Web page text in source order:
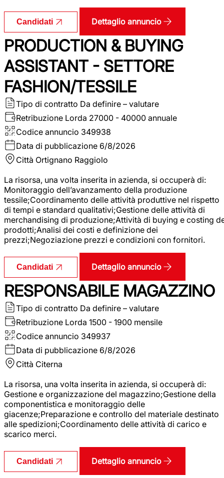
Candidati Dettaglio annuncio
PRODUCTION & BUYING
ASSISTANT - SETTORE
FASHION/TESSILE
Tipo di contratto Da definire – valutare
Retribuzione Lorda 27000 - 40000 annuale
Codice annuncio 349938
Data di pubblicazione 6/8/2026
Città Ortignano Raggiolo
La risorsa, una volta inserita in azienda, si occuperà di:
Monitoraggio dell’avanzamento della produzione
tessile;Coordinamento delle attività produttive nel rispetto
di tempi e standard qualitativi;Gestione delle attività di
merchandising di produzione;Attività di buying e costing
prodotti;Analisi dei costi e definizione dei
prezzi;Negoziazione prezzi e condizioni con fornitori.
Candidati Dettaglio annuncio
RESPONSABILE MAGAZZINO
Tipo di contratto Da definire – valutare
Retribuzione Lorda 1500 - 1900 mensile
Codice annuncio 349937
Data di pubblicazione 6/8/2026
Città Citerna
La risorsa, una volta inserita in azienda, si occuperà di:
Gestione e organizzazione del magazzino;Gestione della
componentistica e monitoraggio delle
giacenze;Preparazione e controllo del materiale destinato
alle spedizioni;Coordinamento delle attività di carico e
scarico merci.
Candidati Dettaglio annuncio